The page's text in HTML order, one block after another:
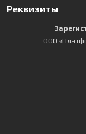
Реквизиты
ООО